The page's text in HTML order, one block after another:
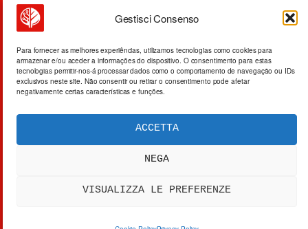
Gestisci Consenso
Para fornecer as melhores experiências, utilizamos tecnologias como cookies para
armazenar e/ou aceder a informações do dispositivo. O consentimento para estas
tecnologias permitir-nos-á processar dados como o comportamento de navegação ou IDs
exclusivos neste site. Não consentir ou retirar o consentimento pode afetar
negativamente certas características e funções.
ACCETTA
NEGA
VISUALIZZA LE PREFERENZE
linkerbot: mãos robóticas valpam
empresa em us$ 3 bilhões
> SYSTEM OUTPUT: DATA_FEED.xml